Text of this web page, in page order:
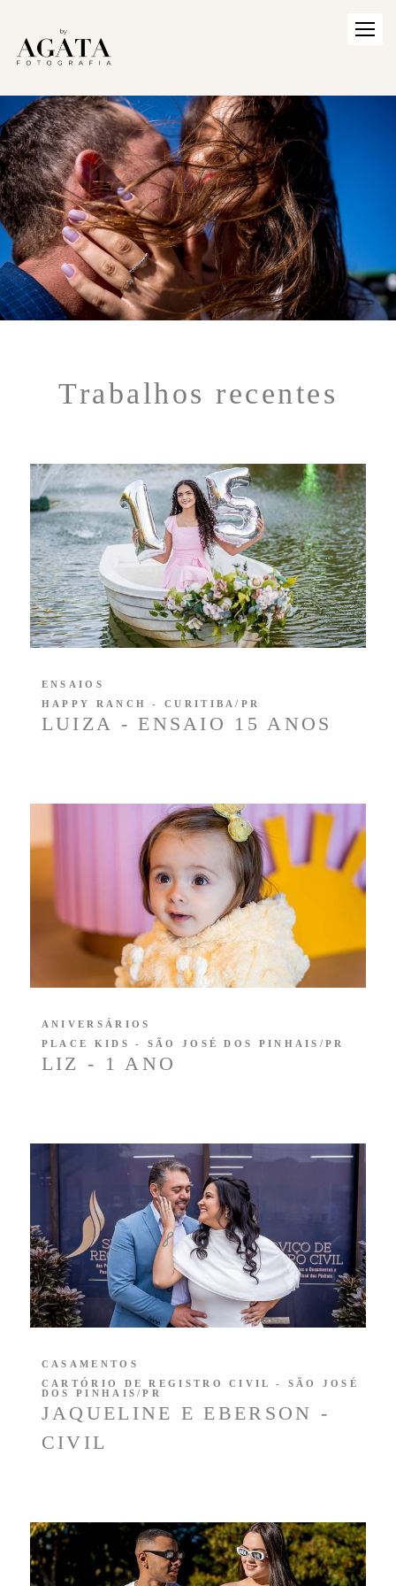
Trabalhos recentes
LUIZA - ENSAIO 15 ANOS
ENSAIOS
HAPPY RANCH - CURITIBA/PR
LIZ - 1 ANO
ANIVERSÁRIOS
PLACE KIDS - SÃO JOSÉ DOS PINHAIS/PR
JAQUELINE E EBERSON -
CIVIL
CASAMENTOS
CARTÓRIO DE REGISTRO CIVIL - SÃO JOSÉ
DOS PINHAIS/PR